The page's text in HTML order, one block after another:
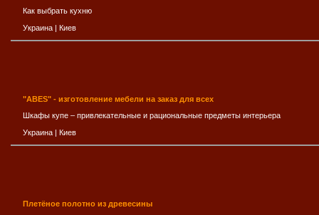
Как выбрать кухню
Украина | Киев
"ABES" - изготовление мебели на заказ для всех
Шкафы купе – привлекательные и рациональные предметы интерьера
Украина | Киев
Плетёное полотно из древесины